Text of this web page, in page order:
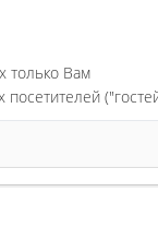
только Вам